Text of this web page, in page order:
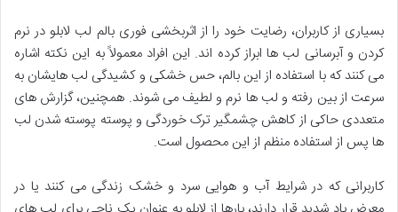
بسیاری از کاربران، رضایت خود را از اثربخشی فوری بالم لب لابلو در نرم
کردن و آبرسانی لب ها ابراز کرده اند. این افراد معمولاً به این نکته اشاره
می کنند که با استفاده از این بالم، حس خشکی و کشیدگی لب هایشان به
سرعت از بین رفته و لب ها نرم و لطیف می شوند. همچنین، گزارش های
متعددی حاکی از کاهش چشمگیر ترک خوردگی و پوسته پوسته شدن لب
ها پس از استفاده منظم از این محصول است.
کاربرانی که در شرایط آب و هوایی سرد و خشک زندگی می کنند یا در